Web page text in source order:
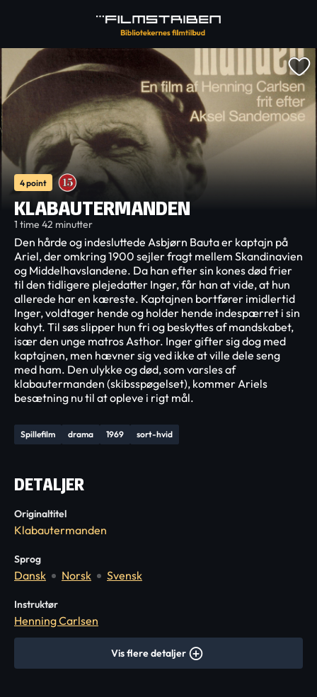
4 point
KLABAUTERMANDEN
1 time 42 minutter
Spillefilm drama 1969 sort-hvid
Den hårde og indesluttede Asbjørn Bauta er kaptajn på
Ariel, der omkring 1900 sejler fragt mellem Skandinavien
og Middelhavslandene. Da han efter sin kones død frier
til den tidligere plejedatter Inger, får han at vide, at hun
allerede har en kæreste. Kaptajnen bortfører imidlertid
Inger, voldtager hende og holder hende indespærret i sin
kahyt. Til søs slipper hun fri og beskyttes af mandskabet,
især den unge matros Asthor. Inger gifter sig dog med
kaptajnen, men hævner sig ved ikke at ville dele seng
med ham. Den ulykke og død, som varsles af
klabautermanden (skibsspøgelset), kommer Ariels
besætning nu til at opleve i rigt mål.
DETALJER
Originaltitel
Klabautermanden
Sprog
Dansk Norsk Svensk
Instruktør
Henning Carlsen
Vis flere detaljer